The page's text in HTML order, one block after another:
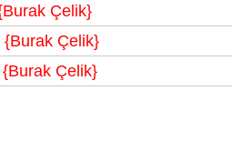
Çelik}
{Burak Çelik}
Çelik}